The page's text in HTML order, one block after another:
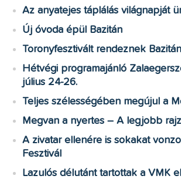
Az anyatejes táplálás világnapját
Új óvoda épül Bazitán
Toronyfesztivált rendeznek Bazitán
Hétvégi programajánló
július 24-26.
Teljes szélességében megújul a
Megvan a nyertes – A legjobb
A zivatar ellenére is sokakat
Fesztivál
Lazulós délutánt tartottak a VMK